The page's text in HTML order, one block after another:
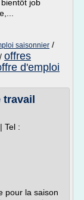
job
saisonnier /
/ offres
d'emploi
Tel :
pour la saison